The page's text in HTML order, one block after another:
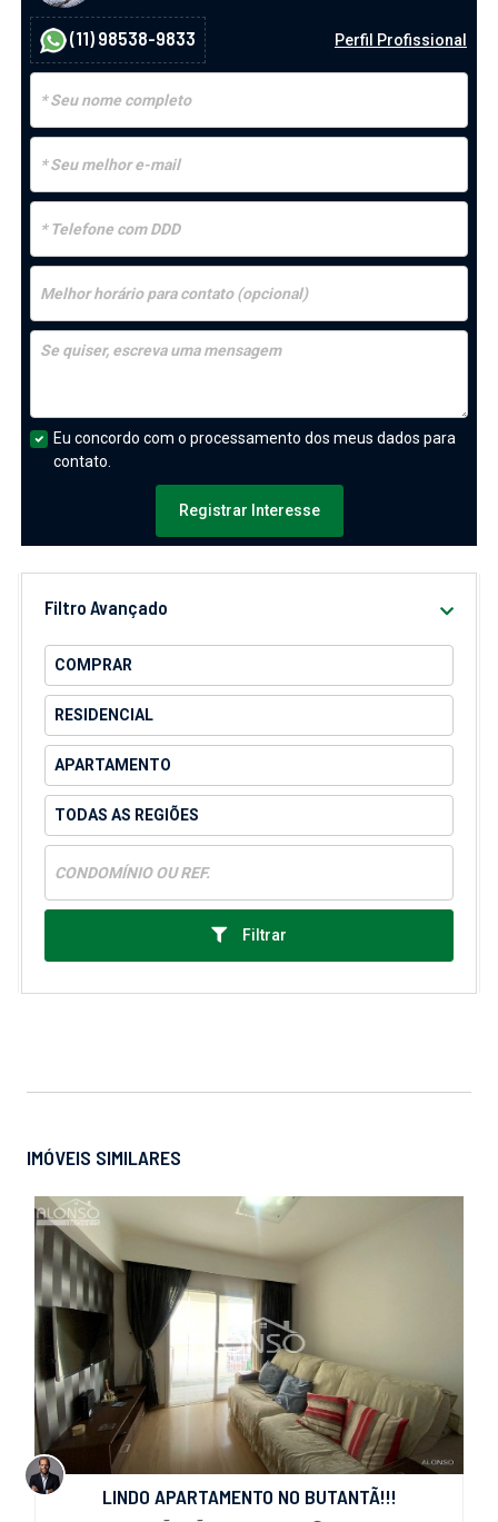
(11) 98538-9833 Perfil Profissional
Eu concordo com o processamento dos meus dados para
contato.
Registrar Interesse
Filtro Avançado
Filtrar
IMÓVEIS SIMILARES
LINDO APARTAMENTO NO BUTANTÃ!!!